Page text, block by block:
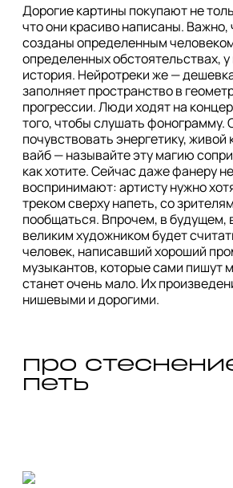
Дорогие картины покупают не
что они красиво написаны. Важно,
созданы определенным
определенных обстоятельствах, у
история. Нейротреки же —
заполняет пространство в
прогрессии. Люди ходят на
того, чтобы слушать фонограмму.
почувствовать энергетику, живой
вайб — называйте эту магию
как хотите. Сейчас даже фанеру
воспринимают: артисту нужно
треком сверху напеть, со
пообщаться. Впрочем, в будущем,
великим художником будет
человек, написавший хороший
музыкантов, которые сами пишут
станет очень мало. Их
нишевыми и дорогими.
про